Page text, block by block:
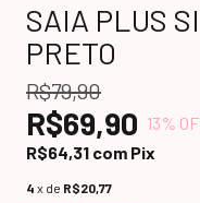
SAIA PLUS
PRETO
R$79,90
R$69,90 13%
R$64,31 com Pix
4 x de R$20,77